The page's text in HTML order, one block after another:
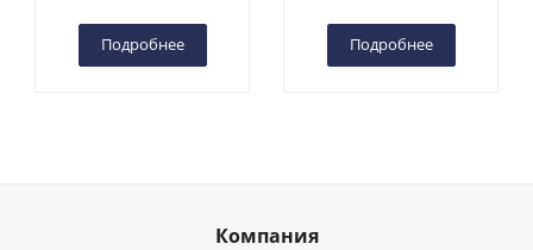
Подробнее Подробнее
Компания